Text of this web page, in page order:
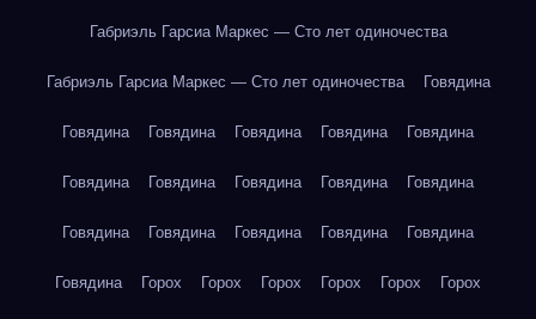
Габриэль Гарсиа Маркес — Сто лет одиночества
Габриэль Гарсиа Маркес — Сто лет одиночества Говядина
Говядина Говядина Говядина Говядина Говядина
Говядина Говядина Говядина Говядина Говядина
Говядина Говядина Говядина Говядина Говядина
Говядина Горох Горох Горох Горох Горох Горох